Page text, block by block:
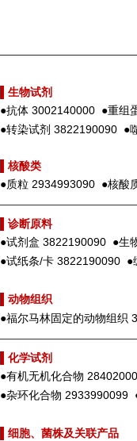
▌生物试剂
●抗体 3002140000 ●重组
●转染试剂 3822190090 ●
核酸类
●质粒 2934993090 ●核酸
诊断原料
●试剂盒 3822190090 ●生
●试纸条/卡 3822190090 ●
动物组织
●福尔马林固定的动物组织
化学试剂
●有机无机化合物
●杂环化合物 2933990099
细胞、菌株及关联产品